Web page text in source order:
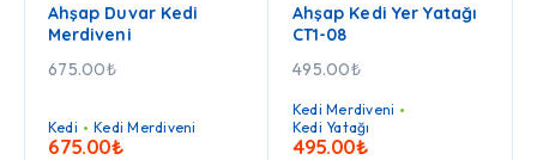
Ahşap Duvar Kedi
Merdiveni
675.00₺
Kedi Kedi Merdiveni
675.00₺
Ahşap Kedi Yer Yatağı
CT1-08
495.00₺
Kedi Merdiveni
Kedi Yatağı
495.00₺